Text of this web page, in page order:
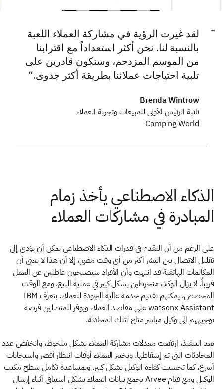
لقد غيرت الرؤية في مشاركة العملاء اللعبة
بالنسبة لنا. نحن أكثر استعداداً مع اقترابنا
من الموسم المزدحم، وسنكون قادرين على
تلبية احتياجات عملائنا بطريقة أكثر جدوى.
Brenda Wintrow
نائبة الرئيس الأولى للمبيعات وتجربة العملاء
Camping World
على الرغم من أن التقدم في قدرات الذكاء الاصطناعي يمكن أن يؤدي إلى
تقليل الاتصال بين البشر أكثر من أي وقت مضى، إلا أن هذا لا يعني أن
المكالمات الهاتفية قد انتهت وأن الأفراد سيصبحون عاطلين عن العمل
قريباً. لا يزال الوكلاء منخرطين بشكل كبير في عملية البيع، ومع الوقت
المخصص، يمكنهم تقديم خدمة عالية الجودة للعملاء. يتعرف IBM
watsonx Assistant على مقاصد العملاء ويوفر للمتصلين فرصة
توجيههم إلى وكيل مباشر متاح لتلك المحادثة.
بعد التنفيذ، ارتفعت معدلات مشاركة العملاء بشكل ملحوظ، وانخفض عدد
المحادثات التي تم إسقاطها. ويختبر العملاء أوقات انتظار أقصر واستجابات
أسرع، كما تحسنت كفاءة الوكيل بشكل كبير. وبمساعدة تكامل سطح مكتب
الوكيل ومع قيام Arvee بجمع بيانات العملاء بشكل استباقي أثناء إرسال